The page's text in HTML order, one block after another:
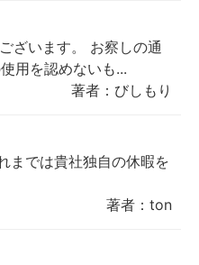
ざいます。 お察しの通
用を認めないも...
著者：びしもり
までは貴社独自の休暇を
著者：ton